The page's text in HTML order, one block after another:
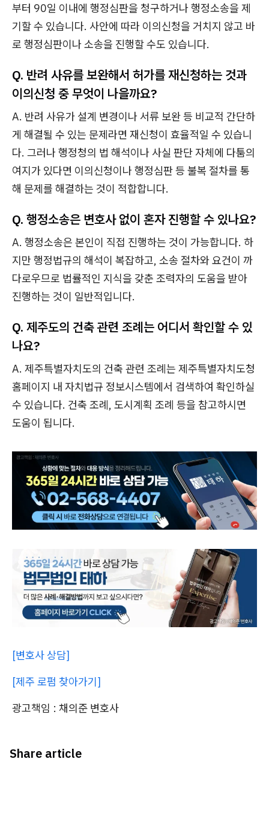
부터 90일 이내에 행정심판을 청구하거나 행정소송을 제
기할 수 있습니다. 사안에 따라 이의신청을 거치지 않고 바
로 행정심판이나 소송을 진행할 수도 있습니다.
Q. 반려 사유를 보완해서 허가를 재신청하는 것과
이의신청 중 무엇이 나을까요?
A. 반려 사유가 설계 변경이나 서류 보완 등 비교적 간단하
게 해결될 수 있는 문제라면 재신청이 효율적일 수 있습니
다. 그러나 행정청의 법 해석이나 사실 판단 자체에 다툼의
여지가 있다면 이의신청이나 행정심판 등 불복 절차를 통
해 문제를 해결하는 것이 적합합니다.
Q. 행정소송은 변호사 없이 혼자 진행할 수 있나요?
A. 행정소송은 본인이 직접 진행하는 것이 가능합니다. 하
지만 행정법규의 해석이 복잡하고, 소송 절차와 요건이 까
다로우므로 법률적인 지식을 갖춘 조력자의 도움을 받아
진행하는 것이 일반적입니다.
Q. 제주도의 건축 관련 조례는 어디서 확인할 수 있
나요?
A. 제주특별자치도의 건축 관련 조례는 제주특별자치도청
홈페이지 내 자치법규 정보시스템에서 검색하여 확인하실
수 있습니다. 건축 조례, 도시계획 조례 등을 참고하시면
도움이 됩니다.
[변호사 상담]
[제주 로펌 찾아가기]
광고책임 : 채의준 변호사
Share article